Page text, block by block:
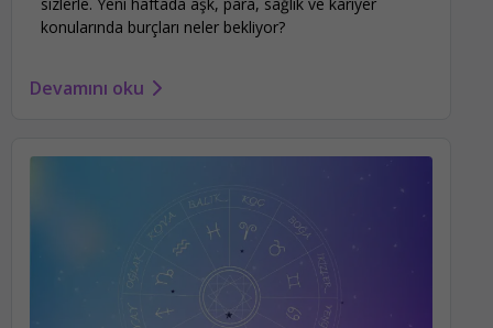
konularında burçları neler bekliyor?
Devamını oku